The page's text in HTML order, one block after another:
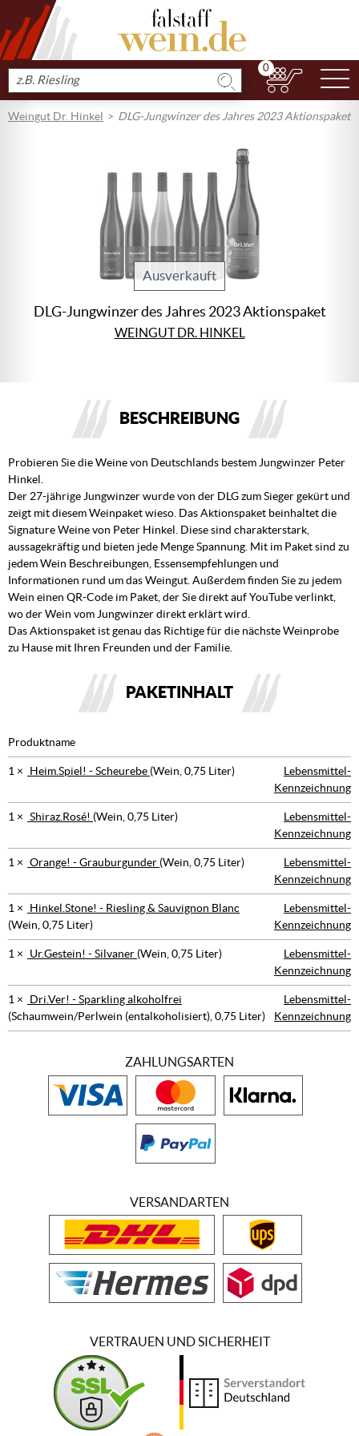
Produkt
suchen
0
Weingut Dr. Hinkel DLG-Jungwinzer des Jahres 2023 Aktionspaket
Ausverkauft
DLG-Jungwinzer des Jahres 2023 Aktionspaket
WEINGUT DR. HINKEL
BESCHREIBUNG
Probieren Sie die Weine von Deutschlands bestem Jungwinzer Peter
Hinkel.
Der 27-jährige Jungwinzer wurde von der DLG zum Sieger gekürt und
zeigt mit diesem Weinpaket wieso. Das Aktionspaket beinhaltet die
Signature Weine von Peter Hinkel. Diese sind charakterstark,
aussagekräftig und bieten jede Menge Spannung. Mit im Paket sind zu
jedem Wein Beschreibungen, Essensempfehlungen und
Informationen rund um das Weingut. Außerdem finden Sie zu jedem
Wein einen QR-Code im Paket, der Sie direkt auf YouTube verlinkt,
wo der Wein vom Jungwinzer direkt erklärt wird.
Das Aktionspaket ist genau das Richtige für die nächste Weinprobe
zu Hause mit Ihren Freunden und der Familie.
PAKETINHALT
Produktname
1 × Heim.Spiel! - Scheurebe (Wein, 0,75 Liter)
Lebensmittel-
Kennzeichnung
1 × Shiraz.Rosé! (Wein, 0,75 Liter)
Lebensmittel-
Kennzeichnung
1 × Orange! - Grauburgunder (Wein, 0,75 Liter)
Lebensmittel-
Kennzeichnung
1 ×
Hinkel.Stone! - Riesling & Sauvignon Blanc
(Wein, 0,75 Liter)
Lebensmittel-
Kennzeichnung
1 × Ur.Gestein! - Silvaner (Wein, 0,75 Liter)
Lebensmittel-
Kennzeichnung
1 ×
Dri.Ver! - Sparkling alkoholfrei
(Schaumwein/Perlwein (entalkoholisiert), 0,75 Liter)
Lebensmittel-
Kennzeichnung
ZAHLUNGSARTEN
VERSANDARTEN
VERTRAUEN UND SICHERHEIT